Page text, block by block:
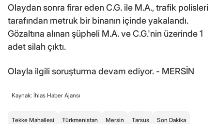
Olaydan sonra firar eden C.G. ile M.A., trafik polisleri
tarafından metruk bir binanın içinde yakalandı.
Gözaltına alınan şüpheli M.A. ve C.G.'nin üzerinde 1
adet silah çıktı.
Olayla ilgili soruşturma devam ediyor. - MERSİN
Kaynak: İhlas Haber Ajansı
Tekke Mahallesi Türkmenistan Mersin Tarsus Son Dakika